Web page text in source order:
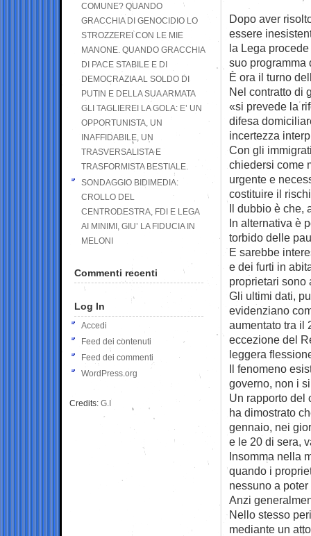
Dopo aver
essere
la Lega
suo programma
È ora il turno
Nel contratto di
«si prevede la
difesa
incertezza
Con gli
chiedersi come
urgente e
costituire il
Il dubbio è che,
In alternativa è
torbido delle
E sarebbe
e dei furti in
proprietari sono
Gli ultimi dati,
evidenziano
aumentato tra il
eccezione del
leggera
Il fenomeno
governo, non i
Un rapporto del
ha dimostrato
gennaio, nei
e le 20 di sera,
Insomma nella
quando i
nessuno a
Anzi
Nello stesso
mediante un
COMUNE? QUANDO
GRACCHIA DI GENOCIDIO LO
STROZZEREI CON LE MIE
MANONE. QUANDO GRACCHIA
DI PACE STABILE E DI
DEMOCRAZIA AL SOLDO DI
PUTIN E DELLA SUA ARMATA
GLI TAGLIEREI LA GOLA: E’ UN
OPPORTUNISTA, UN
INAFFIDABILE, UN
TRASVERSALISTA E
TRASFORMISTA BESTIALE.
SONDAGGIO BIDIMEDIA:
CROLLO DEL
CENTRODESTRA, FDI E LEGA
AI MINIMI, GIU’ LA FIDUCIA IN
MELONI
Commenti recenti
Log In
Accedi
Feed dei contenuti
Feed dei commenti
WordPress.org
Credits: G.I